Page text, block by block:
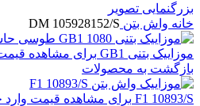
بزرگنمایی تصویر
خانه واش بتن DM 105928152/S
موزاییک بتنی GB1
برای مشاهده
بازگشت به محصولات
F1 10893/S برای مشاهده قیمت